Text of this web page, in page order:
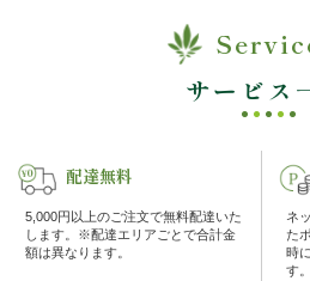
堂
の
こ
サービス
配達無料
5,000円以上のご注文で無料配達いた
します。※配達エリアごとで合計金
額は異なります。
ネ
た
時
す。